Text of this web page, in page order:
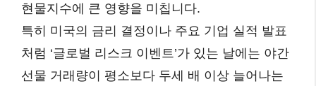
현물지수에 큰 영향을 미칩니다.
특히 미국의 금리 결정이나 주요 기업 실적 발표
처럼 ‘글로벌 리스크 이벤트’가 있는 날에는 야간
선물 거래량이 평소보다 두세 배 이상 늘어나는